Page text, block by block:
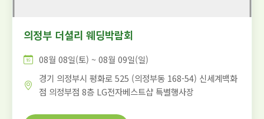
의정부 더셜리 웨딩박람회
08월 08일(토) ~ 08월 09일(일)
경기 의정부시 평화로 525 (의정부동 168-54) 신세계백화
점 의정부점 8층 LG전자베스트샵 특별행사장